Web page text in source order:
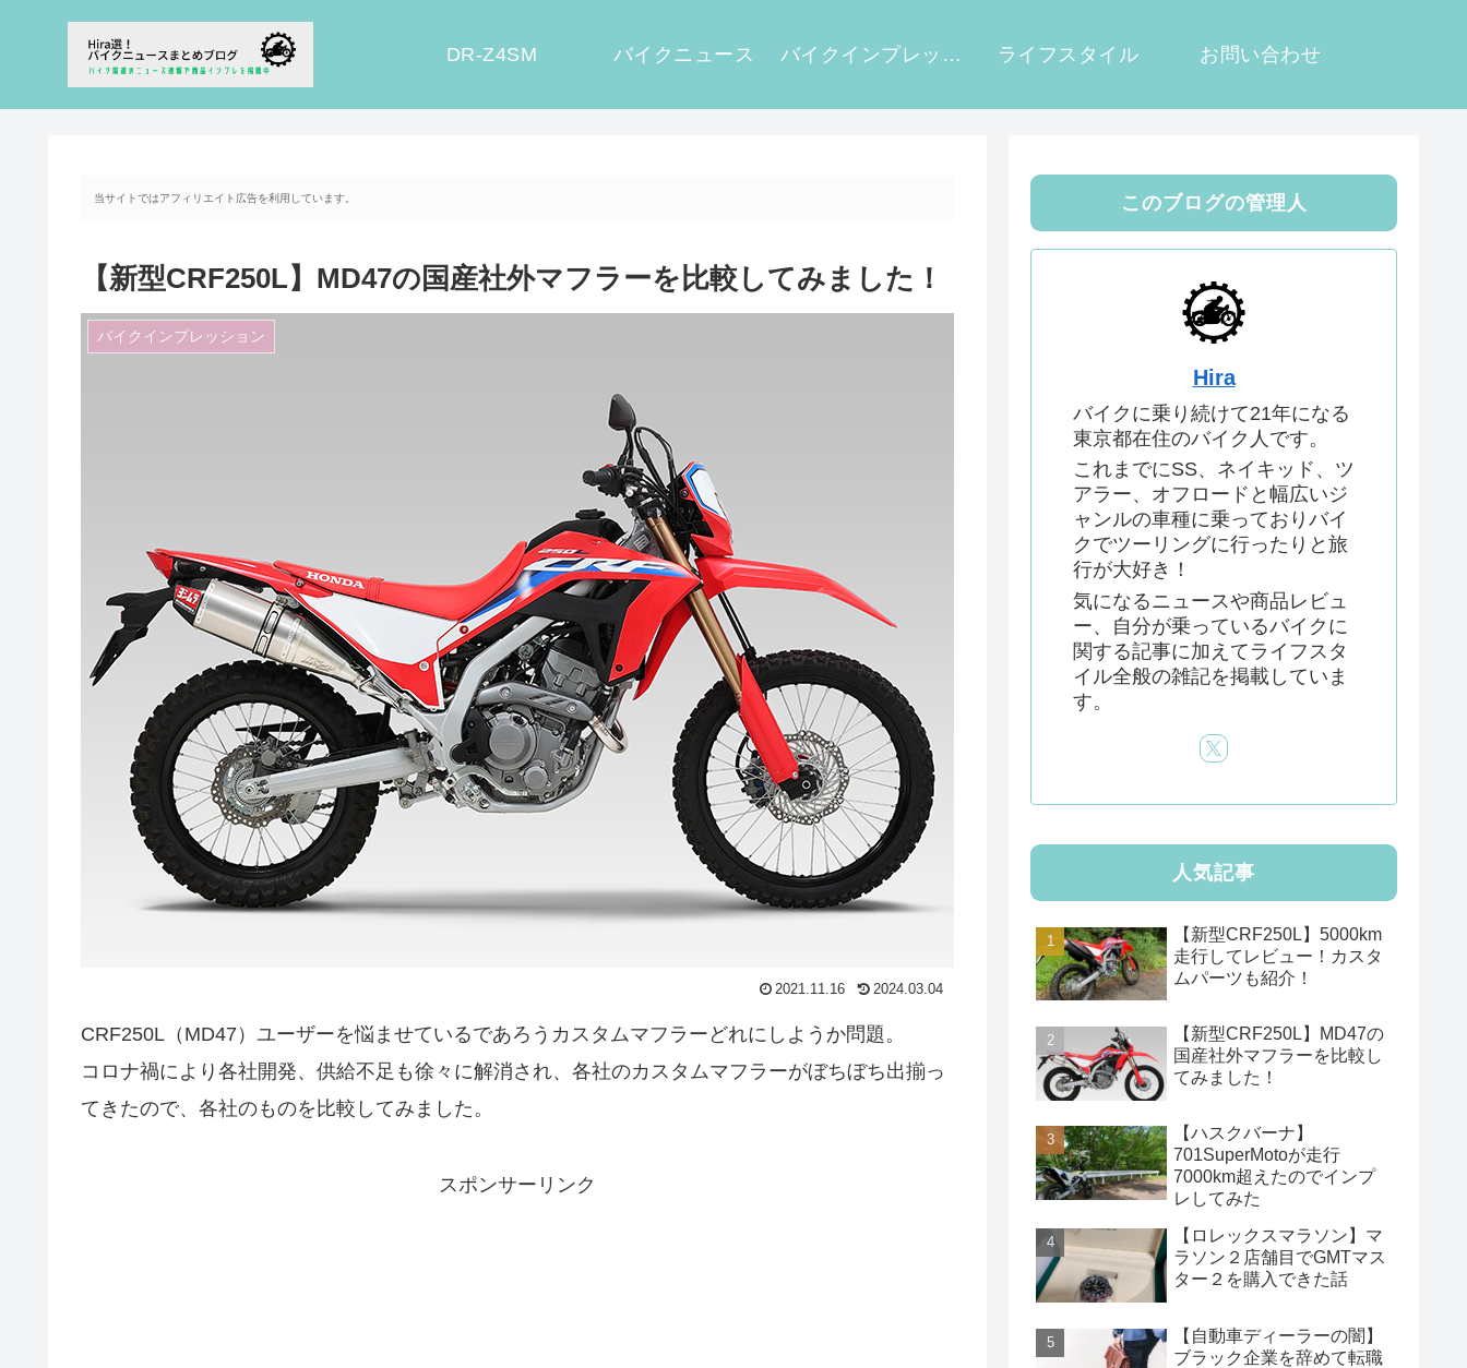
DR-Z4SM バイクニュース バイクインプレッション ライフスタイル お問い合わせ
当サイトではアフィリエイト広告を利用しています。
【新型CRF250L】MD47の国産社外マフラーを比較してみました！
バイクインプレッション
2021.11.16 2024.03.04
CRF250L（MD47）ユーザーを悩ませているであろうカスタムマフラーどれにしようか問題。
コロナ禍により各社開発、供給不足も徐々に解消され、各社のカスタムマフラーがぼちぼち出揃っ
てきたので、各社のものを比較してみました。
スポンサーリンク
このブログの管理人
Hira
バイクに乗り続けて21年になる
東京都在住のバイク人です。
これまでにSS、ネイキッド、ツ
アラー、オフロードと幅広いジ
ャンルの車種に乗っておりバイ
クでツーリングに行ったりと旅
行が大好き！
気になるニュースや商品レビュ
ー、自分が乗っているバイクに
関する記事に加えてライフスタ
イル全般の雑記を掲載していま
す。
人気記事
【新型CRF250L】5000km
走行してレビュー！カスタ
ムパーツも紹介！
【新型CRF250L】MD47の
国産社外マフラーを比較し
てみました！
【ハスクバーナ】
701SuperMotoが走行
7000km超えたのでインプ
レしてみた
【ロレックスマラソン】マ
ラソン２店舗目でGMTマス
ター２を購入できた話
【自動車ディーラーの闇】
ブラック企業を辞めて転職